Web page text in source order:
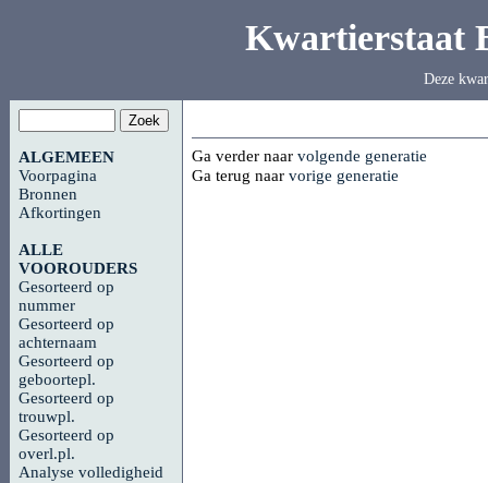
Kwartierstaat
Deze
ALGEMEEN
Voorpagina
Bronnen
Afkortingen
ALLE
VOOROUDERS
Gesorteerd op
nummer
Gesorteerd op
achternaam
Gesorteerd op
geboortepl.
Gesorteerd op
trouwpl.
Gesorteerd op
overl.pl.
Analyse volledigheid
Ga verder naar volgende generatie
Ga terug naar vorige generatie